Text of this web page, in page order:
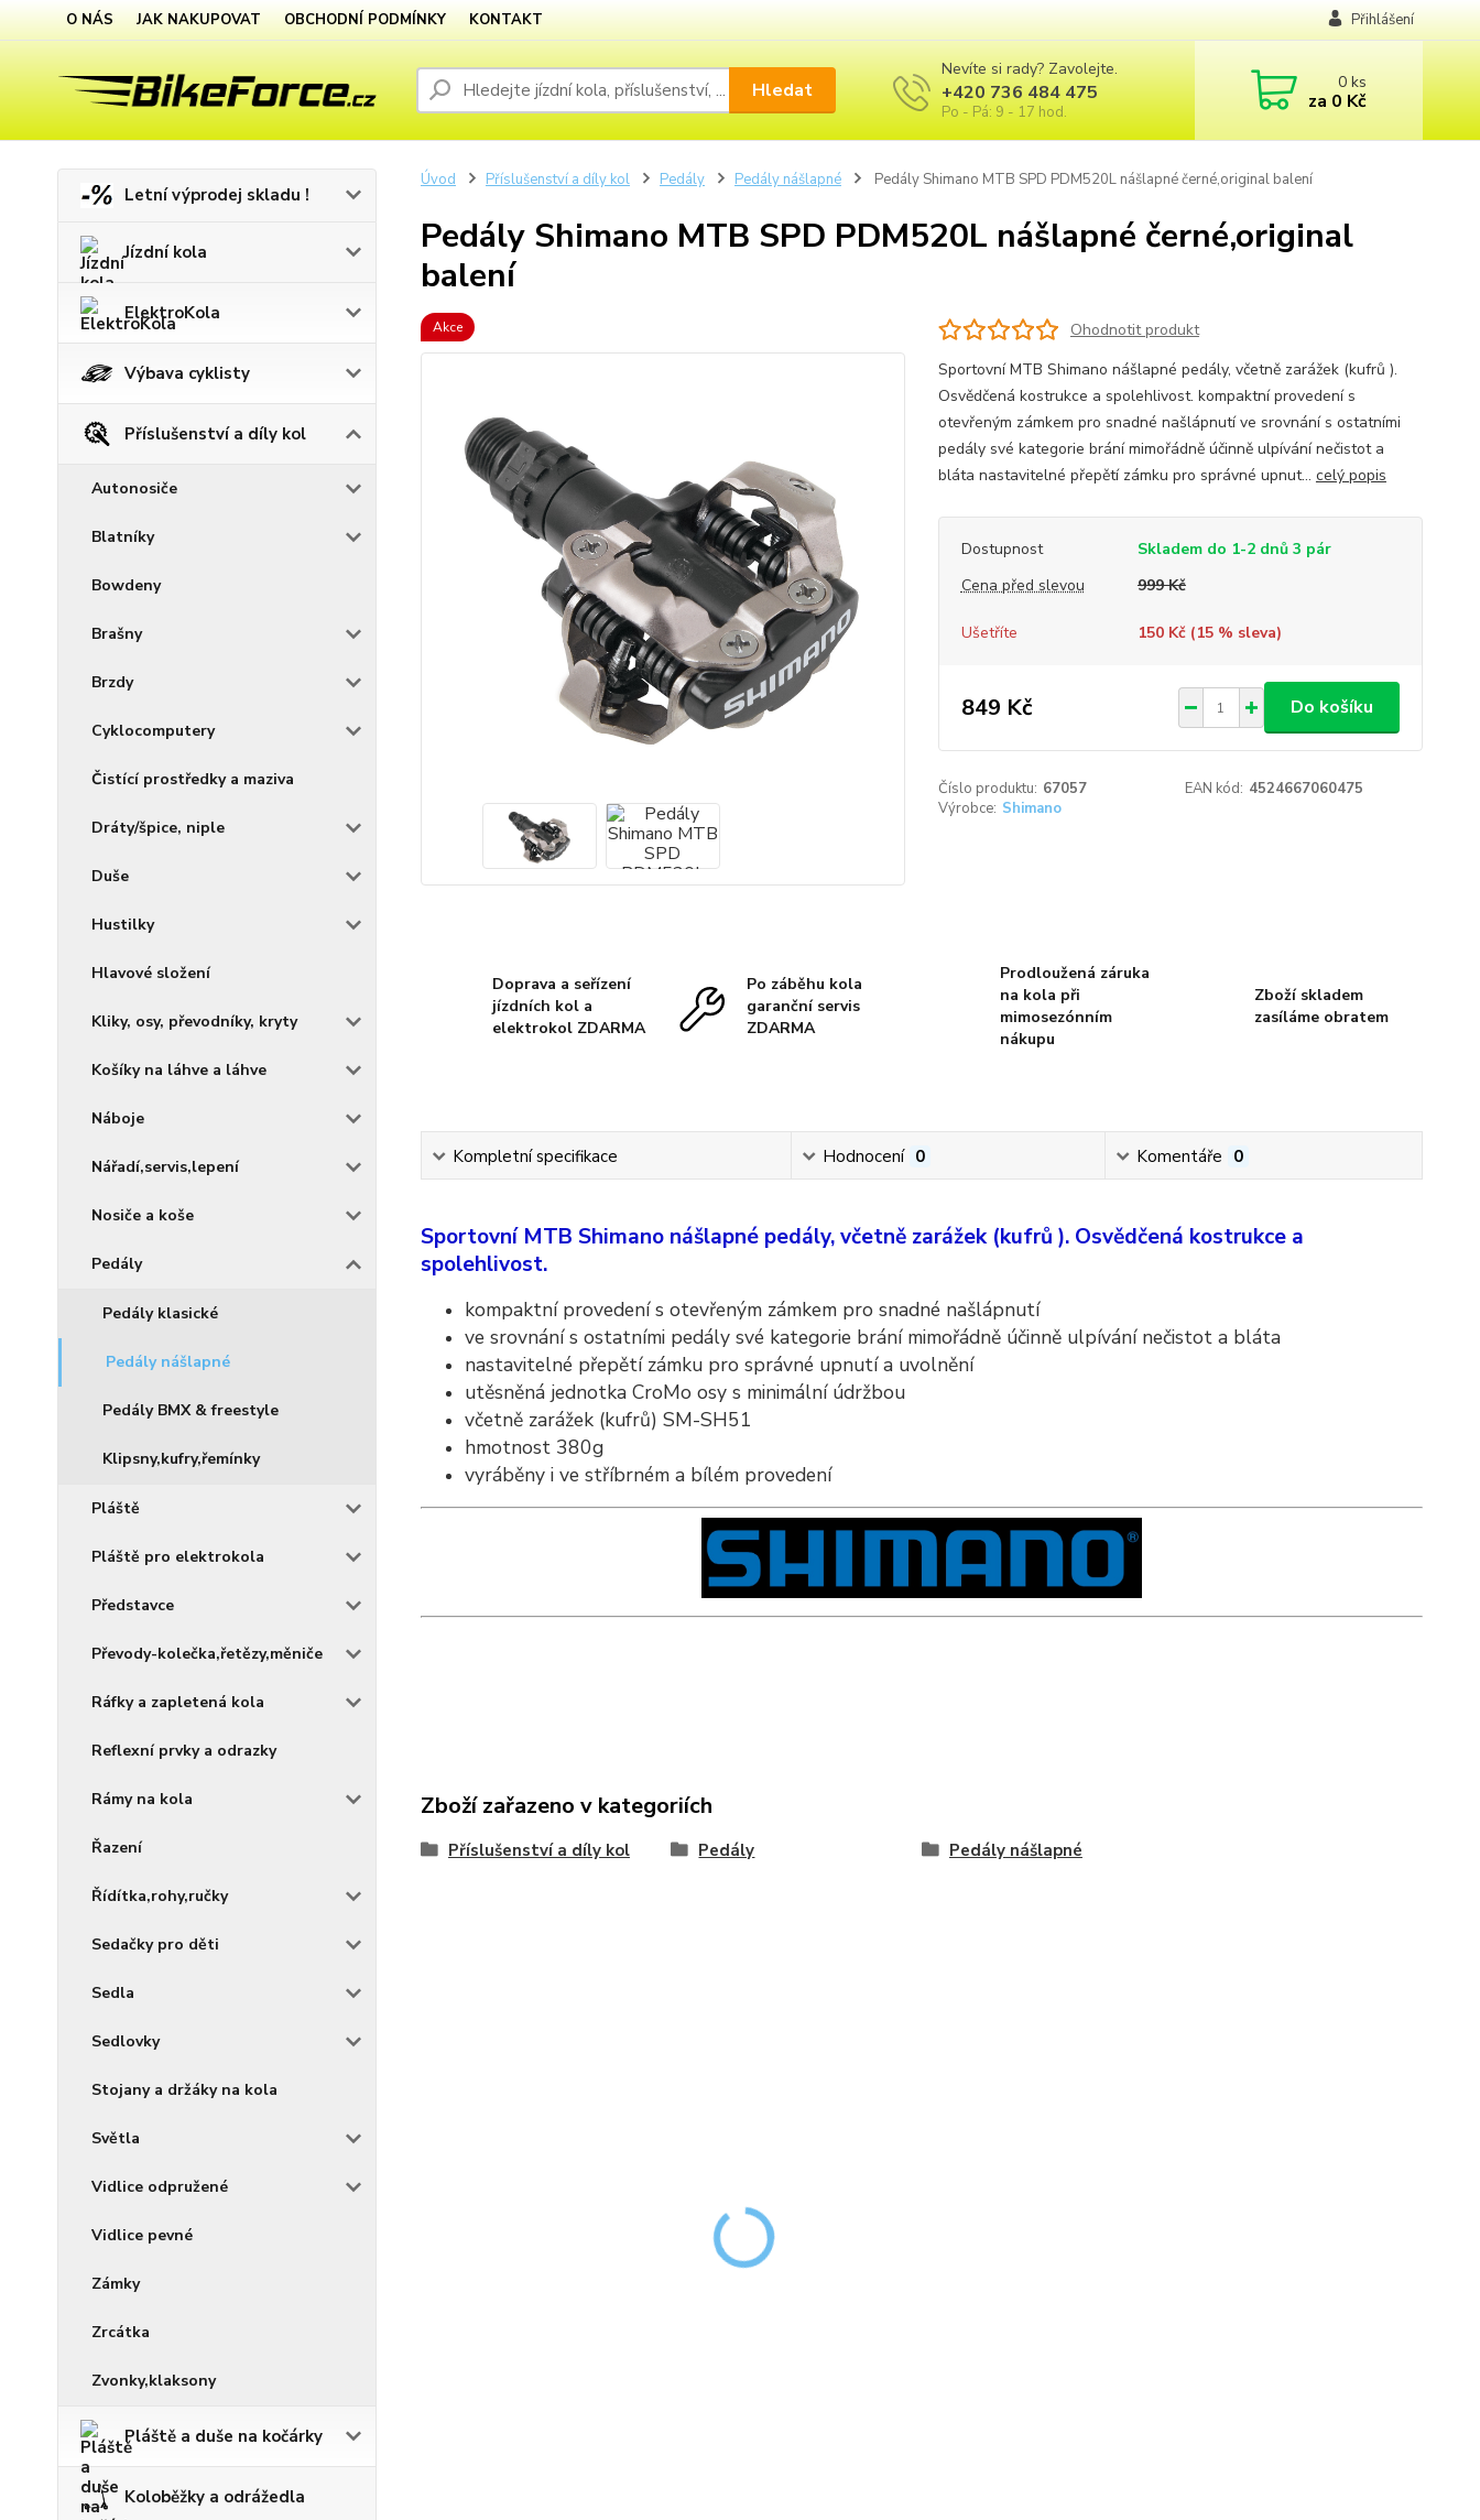
O NÁS JAK NAKUPOVAT OBCHODNÍ PODMÍNKY KONTAKT Přihlášení
Hledat
Nevíte si rady? Zavolejte.
+420 736 484 475
Po - Pá: 9 - 17 hod.
0ks
za 0 Kč
Letní výprodej skladu !
Jízdní kola
ElektroKola
Výbava cyklisty
Příslušenství a díly kol
Autonosiče
Blatníky
Bowdeny
Brašny
Brzdy
Cyklocomputery
Čistící prostředky a maziva
Dráty/špice, niple
Duše
Hustilky
Hlavové složení
Kliky, osy, převodníky, kryty
Košíky na láhve a láhve
Náboje
Nářadí,servis,lepení
Nosiče a koše
Pedály
Pedály klasické
Pedály nášlapné
Pedály BMX & freestyle
Klipsny,kufry,řemínky
Pláště
Pláště pro elektrokola
Představce
Převody-kolečka,řetězy,měniče
Ráfky a zapletená kola
Reflexní prvky a odrazky
Rámy na kola
Řazení
Řídítka,rohy,ručky
Sedačky pro děti
Sedla
Sedlovky
Stojany a držáky na kola
Světla
Vidlice odpružené
Vidlice pevné
Zámky
Zrcátka
Zvonky,klaksony
Pláště a duše na kočárky
Koloběžky a odrážedla
Úvod Příslušenství a díly kol Pedály Pedály nášlapné Pedály Shimano MTB SPD PDM520L nášlapné černé,original balení
Pedály Shimano MTB SPD PDM520L nášlapné černé,original
balení
Akce
Ohodnotit produkt
Sportovní MTB Shimano nášlapné pedály, včetně zarážek (kufrů ).
Osvědčená kostrukce a spolehlivost. kompaktní provedení s
otevřeným zámkem pro snadné našlápnutí ve srovnání s ostatními
pedály své kategorie brání mimořádně účinně ulpívání nečistot a
bláta nastavitelné přepětí zámku pro správné upnut... celý popis
Dostupnost
Skladem do 1-2 dnů 3 pár
Cena před slevou
999 Kč
Ušetříte 150 Kč (15% sleva)
849 Kč Do košíku
Číslo produktu: 67057 EAN kód: 4524667060475
Výrobce: Shimano
Doprava a seřízení
jízdních kol a
elektrokol ZDARMA
Po záběhu kola
garanční servis
ZDARMA
Prodloužená záruka
na kola při
mimosezónním
nákupu
Zboží skladem
zasíláme obratem
Kompletní specifikace Hodnocení 0 Komentáře 0
Sportovní MTB Shimano nášlapné pedály, včetně zarážek (kufrů ). Osvědčená kostrukce a
spolehlivost.
kompaktní provedení s otevřeným zámkem pro snadné našlápnutí
ve srovnání s ostatními pedály své kategorie brání mimořádně účinně ulpívání nečistot a bláta
nastavitelné přepětí zámku pro správné upnutí a uvolnění
utěsněná jednotka CroMo osy s minimální údržbou
včetně zarážek (kufrů) SM-SH51
hmotnost 380g
vyráběny i ve stříbrném a bílém provedení
Zboží zařazeno v kategoriích
Příslušenství a díly kol Pedály Pedály nášlapné